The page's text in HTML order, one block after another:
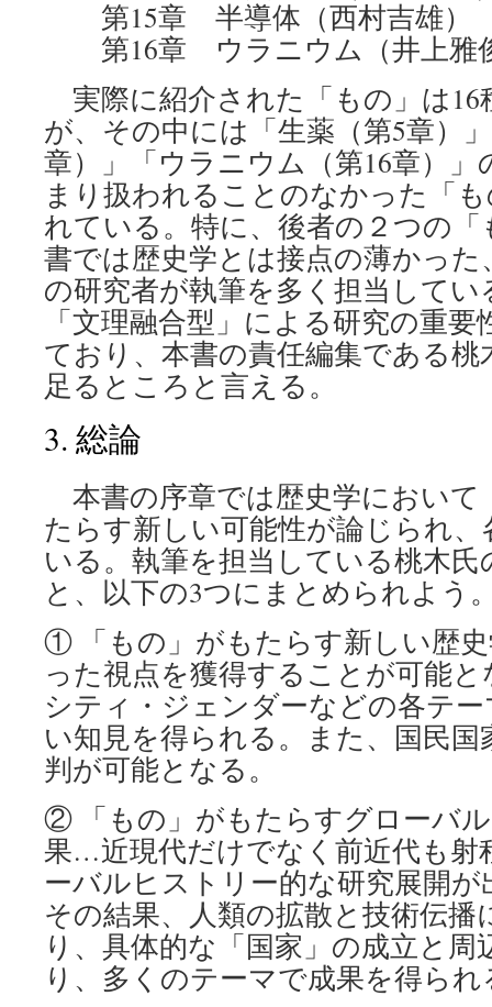
第15章 半導体（西村吉雄）
第16章 ウラニウム（井上雅
実際に紹介された「もの」は16
が、その中には「生薬（第5章）
章）」「ウラニウム（第16章）
まり扱われることのなかった「
れている。特に、後者の２つの
書では歴史学とは接点の薄かっ
の研究者が執筆を多く担当して
「文理融合型」による研究の重
ており、本書の責任編集である桃
足るところと言える。
3. 総論
本書の序章では歴史学において
たらす新しい可能性が論じられ
いる。執筆を担当している桃木
と、以下の3つにまとめられよう
① 「もの」がもたらす新しい歴
った視点を獲得することが可能
シティ・ジェンダーなどの各テ
い知見を得られる。また、国民
判が可能となる。
② 「もの」がもたらすグローバ
果…近現代だけでなく前近代も射
ーバルヒストリー的な研究展開
その結果、人類の拡散と技術伝
り、具体的な「国家」の成立と
り、多くのテーマで成果を得られ